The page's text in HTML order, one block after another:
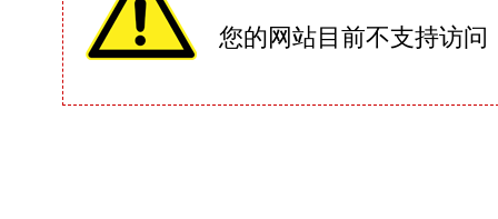
您的网站目前不支持访